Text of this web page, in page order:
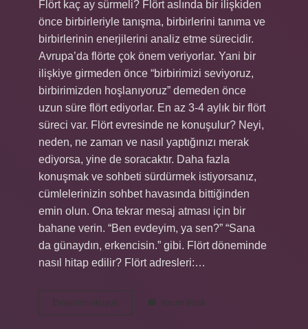
Flört kaç ay sürmeli? Flört aslında bir ilişkiden
önce birbirleriyle tanışma, birbirlerini tanıma ve
birbirlerinin enerjilerini analiz etme sürecidir.
Avrupa’da flörte çok önem veriyorlar. Yani bir
ilişkiye girmeden önce “birbirimizi seviyoruz,
birbirimizden hoşlanıyoruz” demeden önce
uzun süre flört ediyorlar. En az 3-4 aylık bir flört
süreci var. Flört evresinde ne konuşulur? Neyi,
neden, ne zaman ve nasıl yaptığınızı merak
ediyorsa, yine de soracaktır. Daha fazla
konuşmak ve sohbeti sürdürmek istiyorsanız,
cümlelerinizin sohbet havasında bittiğinden
emin olun. Ona tekrar mesaj atması için bir
bahane verin. “Ben evdeyim, ya sen?” “Sana
da günaydın, erkencisin.” gibi. Flört döneminde
nasıl hitap edilir? Flört adresleri:…
Devamını okuyun
Dönemi
Yorum Bırak